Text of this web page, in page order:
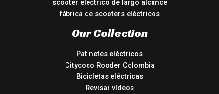
scooter eléctrico de largo alcance
fábrica de scooters eléctricos
Our Collection
Patinetes eléctricos
Citycoco Rooder Colombia
Bicicletas eléctricas
Revisar vídeos